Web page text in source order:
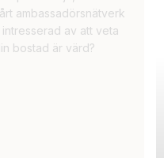
ambassadörsnätverk
av att veta
bostad är värd?